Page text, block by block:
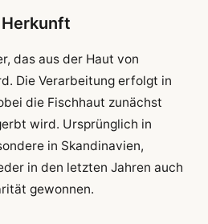
Herkunft
das aus der Haut von
Die Verarbeitung erfolgt in
die Fischhaut zunächst
wird. Ursprünglich in
in Skandinavien,
in den letzten Jahren auch
gewonnen.